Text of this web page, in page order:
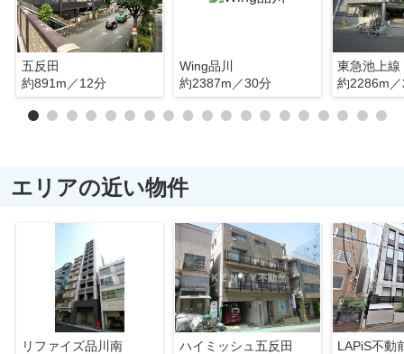
五反田
約891m／12分
Wing品川
約2387m／30分
約2286m
エリアの近い物件
リファイズ品川南
ハイミッシュ五反田
LAPiS不動